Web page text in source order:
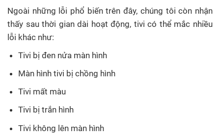
Ngoài những lỗi phổ biến trên đây, chúng tôi còn nhận
thấy sau thời gian dài hoạt động, tivi có thể mắc nhiều
lỗi khác như:
Tivi bị đen nửa màn hình
Màn hình tivi bị chồng hình
Tivi mất màu
Tivi bị trắn hình
Tivi không lên màn hình